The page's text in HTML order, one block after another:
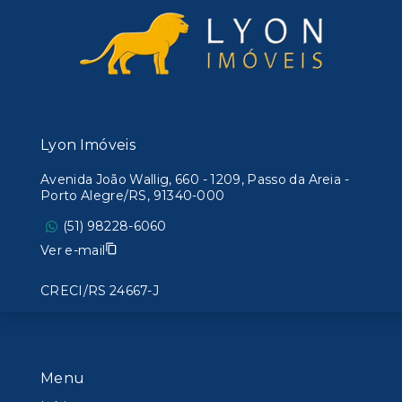
Menu
Lyon Imóveis
Avenida João Wallig, 660 - 1209, Passo da Areia -
Porto Alegre/RS, 91340-000
(51) 98228-6060
Ver e-mail
CRECI/RS 24667-J